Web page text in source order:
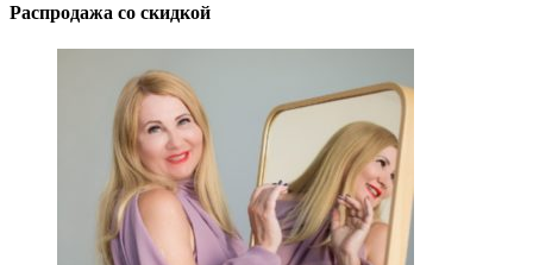
Распродажа со скидкой